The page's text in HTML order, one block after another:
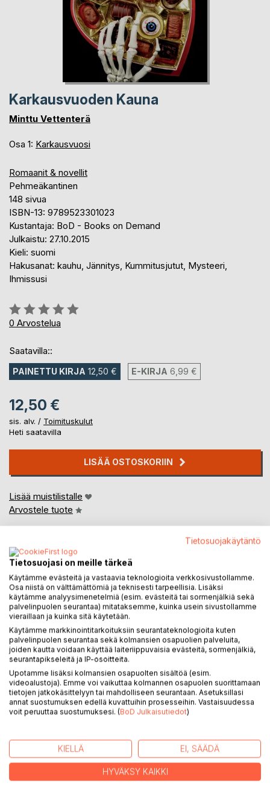
Karkausvuoden Kauna
Minttu Vettenterä
Osa 1: Karkausvuosi
Romaanit & novellit
Pehmeäkantinen
148 sivua
ISBN-13: 9789523301023
Kustantaja: BoD - Books on Demand
Julkaistu: 27.10.2015
Kieli: suomi
Hakusanat: kauhu, Jännitys, Kummitusjutut, Mysteeri,
Ihmissusi
Arvostelu::
0%
0 Arvostelua
Saatavilla::
PAINETTU KIRJA 12,50 € E-KIRJA 6,99 €
12,50 €
sis. alv. / Toimituskulut
Heti saatavilla
LISÄÄ OSTOSKORIIN
Lisää muistilistalle
Arvostele tuote
KUVAUS
”Hätäkeskus, kuinka voin auttaa?”
Roosa soittaa hätäkeskukseen, mutta apu, jota hän saa, ei
ole ihan sitä mitä hän odotti. Hyvää ystävänpäivää saapuu
toivottamaan hivenen yllättävä vieras. Virhelaukaus
keskeyttää jalkapallo-ottelun. Vedenneito tahtoo jotain,
mutta mitä?
arvoituksellista tai omitusta tarinaa. Se aloittaa
Karkausvuosi-sarjan, joka pitää sisällään 366 tarinaa –
yhden vuoden jokaiselle päivälle.
Tietosuojakäytäntö
Tietosuojasi on meille tärkeä
Käytämme evästeitä ja vastaavia teknologioita verkkosivustollamme.
Osa niistä on välttämättömiä ja teknisesti tarpeellisia. Lisäksi
käytämme analyysimenetelmiä (esim. evästeitä tai sormenjälkiä sekä
palvelinpuolen seurantaa) mitataksemme, kuinka usein sivustollamme
vieraillaan ja kuinka sitä käytetään.
Käytämme markkinointitarkoituksiin seurantateknologioita kuten
palvelinpuolen seurantaa sekä kolmansien osapuolien palveluita,
joiden kautta voidaan käyttää laiteriippuvaisia evästeitä, sormenjälkiä,
seurantapikseleitä ja IP-osoitteita.
Upotamme lisäksi kolmansien osapuolten sisältöä (esim.
videoalustoja). Emme voi vaikuttaa kolmannen osapuolen suorittamaan
tietojen jatkokäsittelyyn tai mahdolliseen seurantaan. Asetuksillasi
annat suostumuksen edellä kuvattuihin prosesseihin. Vastaisuudessa
voit peruuttaa suostumuksesi. (BoD Julkaisutiedot)
KIELLÄ EI, SÄÄDÄ
HYVÄKSY KAIKKI